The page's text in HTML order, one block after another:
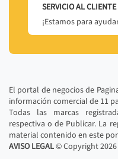
SERVICIO AL CLIENTE
¡Estamos para
El portal de negocios de
información comercial de 11
Todas las marcas
respectiva o de Publicar. La
material contenido en este
AVISO LEGAL© Copyright2026